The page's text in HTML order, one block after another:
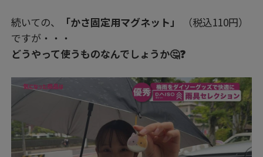
続いての、 「かさ固定用マグネット」
（税込110円）
ですが・・・
どうやって使うものなんでしょうか🤔❓